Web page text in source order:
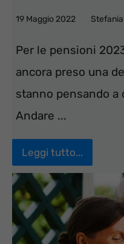
19 Maggio 2022
Per le pensioni
ancora preso una
stanno pensando a
Andare ...
Leggi tutto...